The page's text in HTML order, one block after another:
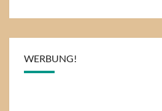
WERBUNG!